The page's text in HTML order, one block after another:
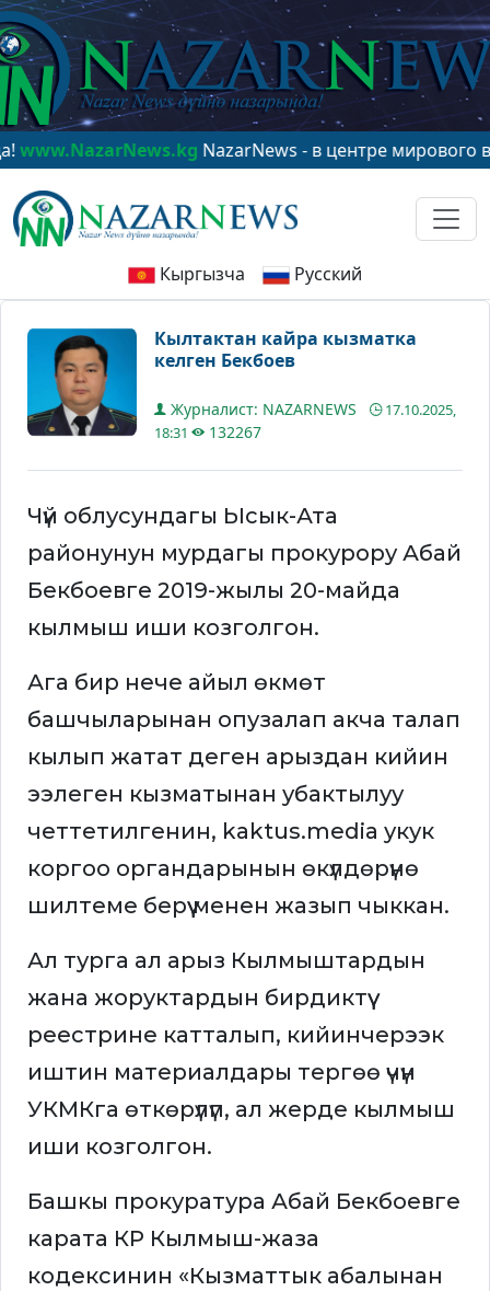
NazarNews - в центре мирового
Кыргызча Русский
Кылтактан кайра кызматка
келген Бекбоев
Журналист: NAZARNEWS
17.10.2025,
18:31
132267
Чүй облусундагы Ысык-Ата
районунун мурдагы прокурору Абай
Бекбоевге 2019-жылы 20-майда
кылмыш иши козголгон.
Ага бир нече айыл өкмөт
башчыларынан опузалап акча талап
кылып жатат деген арыздан кийин
ээлеген кызматынан убактылуу
четтетилгенин, kaktus.media укук
коргоо органдарынын өкүлдөрүнө
шилтеме берүү менен жазып чыккан.
Ал турга ал арыз Кылмыштардын
жана жоруктардын бирдиктүү
реестрине катталып, кийинчерээк
иштин материалдары тергөө үчүн
УКМКга өткөрүлүп, ал жерде кылмыш
иши козголгон.
Башкы прокуратура Абай Бекбоевге
карата КР Кылмыш-жаза
кодексинин «Кызматтык абалынан